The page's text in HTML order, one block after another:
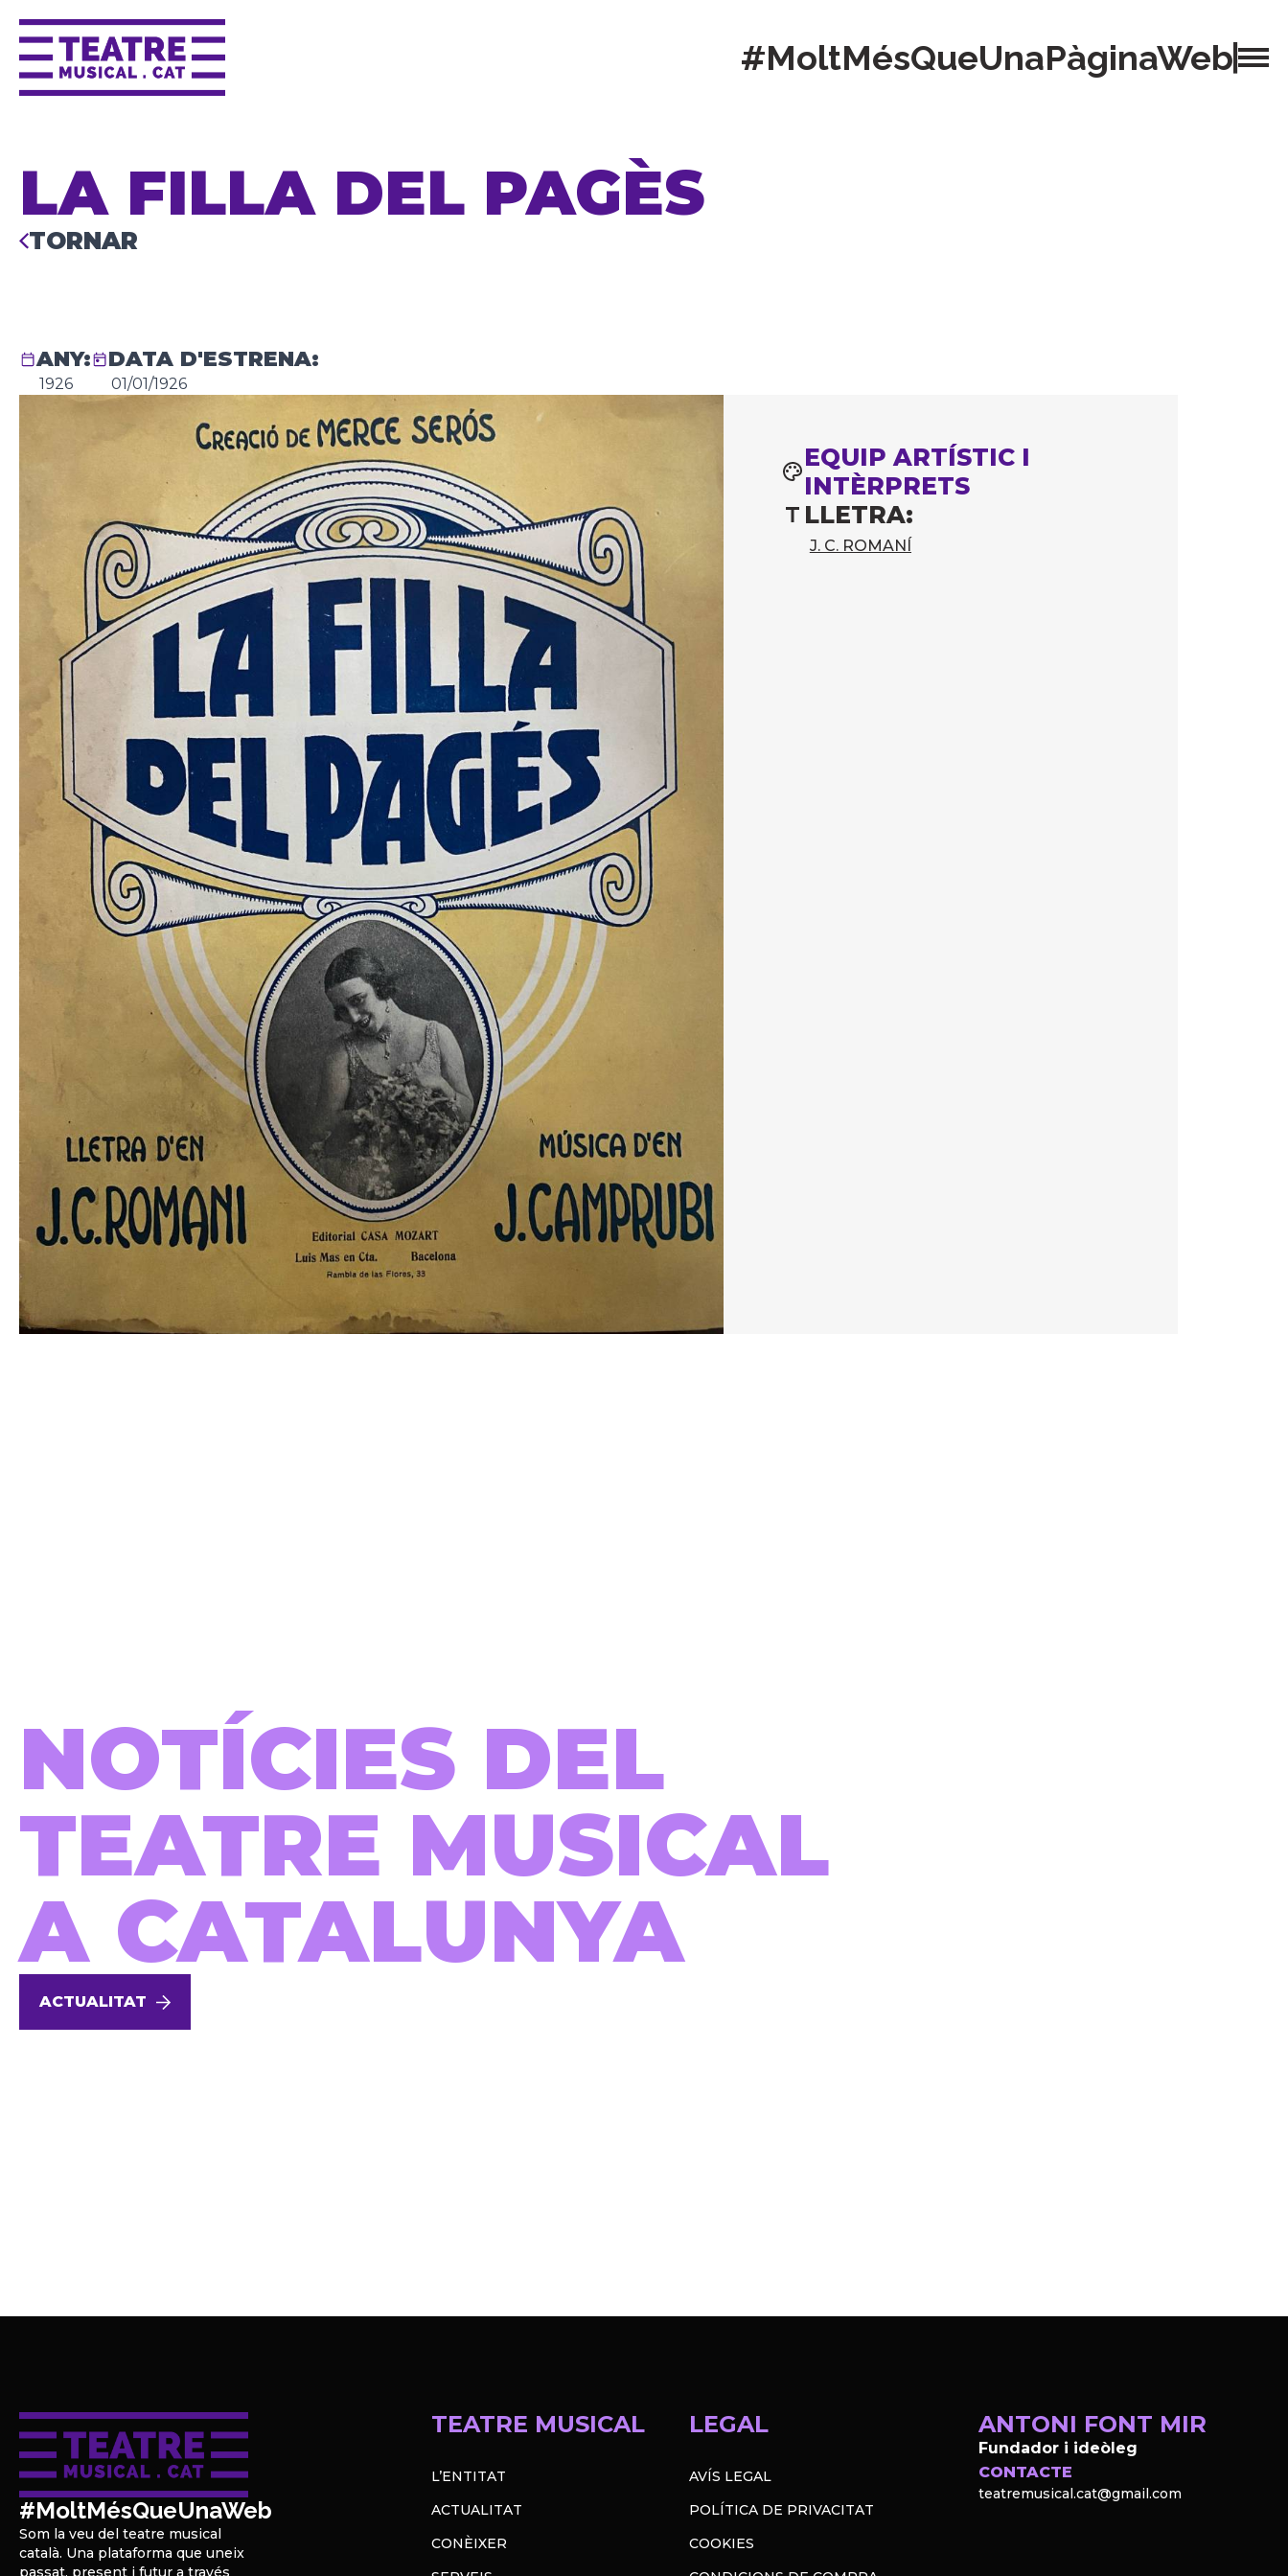
#MoltMésQueUnaPàginaWeb
LA FILLA DEL PAGÈS
TORNAR
ANY:
1926
DATA D'ESTRENA:
01/01/1926
EQUIP ARTÍSTIC I
INTÈRPRETS
LLETRA:
J. C. ROMANÍ
NOTÍCIES DEL
TEATRE MUSICAL
A CATALUNYA
ACTUALITAT
#MoltMésQueUnaWeb
Som la veu del teatre musical
català. Una plataforma que uneix
passat, present i futur a través
TEATRE MUSICAL
L’ENTITAT
ACTUALITAT
CONÈIXER
LEGAL
AVÍS LEGAL
POLÍTICA DE PRIVACITAT
COOKIES
ANTONI FONT MIR
Fundador i ideòleg
CONTACTE
teatremusical.cat@gmail.com